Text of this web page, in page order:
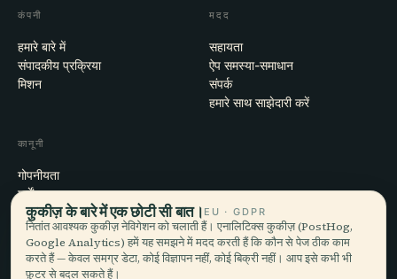
कंपनी
हमारे बारे में
संपादकीय प्रक्रिया
मिशन
मदद
सहायता
ऐप समस्या-समाधान
संपर्क
हमारे साथ साझेदारी करें
कानूनी
गोपनीयता
शर्तें
कुकी सेटिंग्स
खाता हटाएँ
कुकीज़ के बारे में एक छोटी सी बात। EU · GDPR
नितांत आवश्यक कुकीज़ नेविगेशन को चलाती हैं। एनालिटिक्स कुकीज़ (PostHog,
Google Analytics) हमें यह समझने में मदद करती हैं कि कौन से पेज ठीक काम
करते हैं — केवल समग्र डेटा, कोई विज्ञापन नहीं, कोई बिक्री नहीं। आप इसे कभी भी
फ़ुटर से बदल सकते हैं।